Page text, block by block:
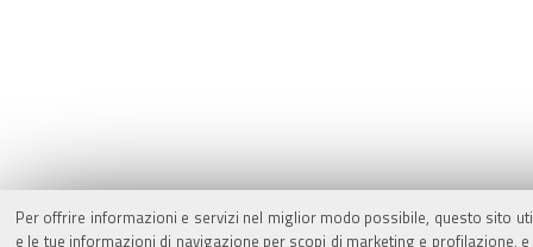
Per offrire informazioni e servizi nel miglior modo possibile, questo sito
e le tue informazioni di navigazione per scopi di marketing e